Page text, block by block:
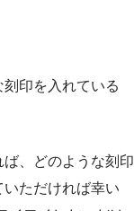
印を入れている
、どのような刻印
ただければ幸い